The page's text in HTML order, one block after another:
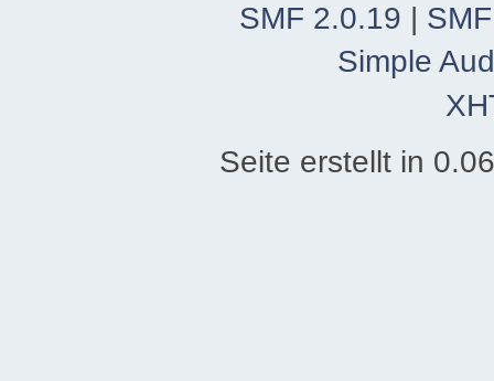
SMF 2.0.19
Simple
Seite erstellt in